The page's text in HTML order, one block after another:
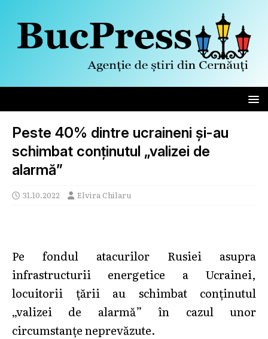
Peste 40% dintre ucraineni și-au
schimbat conținutul „valizei de
alarmă”
31.10.2022 Elvira Chilaru
Pe fondul atacurilor Rusiei asupra
infrastructurii energetice a Ucrainei,
locuitorii țării au schimbat conținutul
„valizei de alarmă” în cazul unor
circumstanțe neprevăzute.